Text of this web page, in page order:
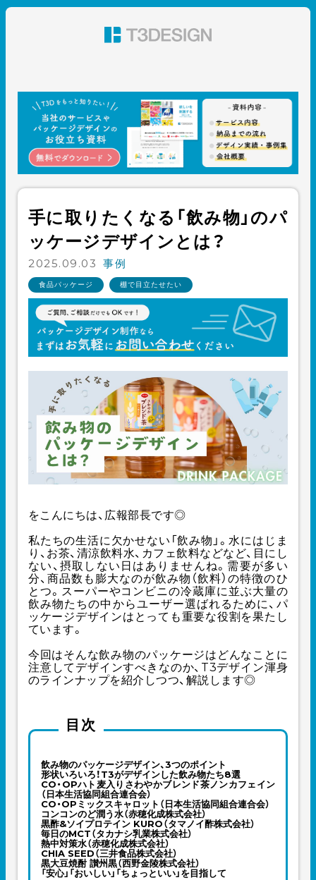
ン 株式会社T3デザイン
手に取りたくなる「飲み物」のパ
ッケージデザインとは？
2025.09.03 事例
食品パッケージ 棚で目立たせたい
をこんにちは、広報部長です◎
私たちの生活に欠かせない「飲み物」。水にはじま
り、お茶、清涼飲料水、カフェ飲料などなど、目にし
ない、摂取しない日はありませんね。需要が多い
分、商品数も膨大なのが飲み物（飲料）の特徴のひ
とつ。スーパーやコンビニの冷蔵庫に並ぶ大量の
飲み物たちの中からユーザー選ばれるために、パ
ッケージデザインはとっても重要な役割を果たし
ています。
今回はそんな飲み物のパッケージはどんなことに
注意してデザインすべきなのか、T3デザイン渾身
のラインナップを紹介しつつ、解説します◎
目次
飲み物のパッケージデザイン、3つのポイント
形状いろいろ！T3がデザインした飲み物たち8選
CO・OPハト麦入りさわやかブレンド茶ノンカフェイン
（日本生活協同組合連合会）
CO・OPミックスキャロット（日本生活協同組合連合会）
コンコンのど潤う水（赤穂化成株式会社）
黒酢&ソイプロテイン KURO（タマノイ酢株式会社）
毎日のMCT（タカナシ乳業株式会社）
熱中対策水（赤穂化成株式会社）
CHIA SEED（三井食品株式会社）
黒大豆焼酎 讃州黒（西野金陵株式会社）
「安心」「おいしい」「ちょっといい」を目指して